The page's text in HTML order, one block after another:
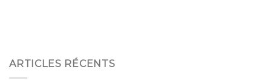
ARTICLES RÉCENTS